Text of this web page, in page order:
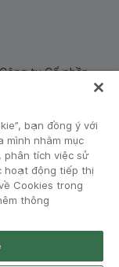
ty Cổ phần
bạn đồng ý với
mình nhằm mục
phân tích việc sử
hoạt động tiếp thị
Cookies trong
thông